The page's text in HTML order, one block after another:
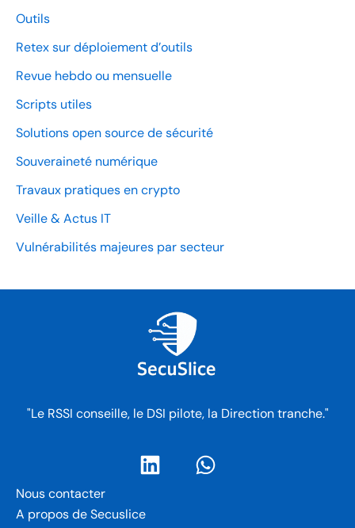
Outils
Retex sur déploiement d’outils
Revue hebdo ou mensuelle
Scripts utiles
Solutions open source de sécurité
Souveraineté numérique
Travaux pratiques en crypto
Veille & Actus IT
Vulnérabilités majeures par secteur
"Le RSSI conseille, le DSI pilote, la Direction tranche."
Nous contacter
A propos de Secuslice